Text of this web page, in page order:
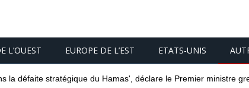
L’OUEST EUROPE DE L’EST ETATS-UNIS
la défaite stratégique du Hamas', déclare le Premier ministre